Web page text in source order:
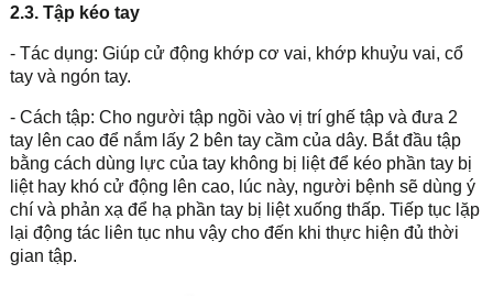
2.3. Tập kéo tay
- Tác dụng: Giúp cử động khớp cơ vai, khớp khuỷu vai, cổ
tay và ngón tay.
- Cách tập: Cho người tập ngồi vào vị trí ghế tập và đưa 2
tay lên cao để nắm lấy 2 bên tay cầm của dây. Bắt đầu tập
bằng cách dùng lực của tay không bị liệt để kéo phần tay bị
liệt hay khó cử động lên cao, lúc này, người bệnh sẽ dùng ý
chí và phản xạ để hạ phần tay bị liệt xuống thấp. Tiếp tục lặp
lại động tác liên tục nhu vậy cho đến khi thực hiện đủ thời
gian tập.